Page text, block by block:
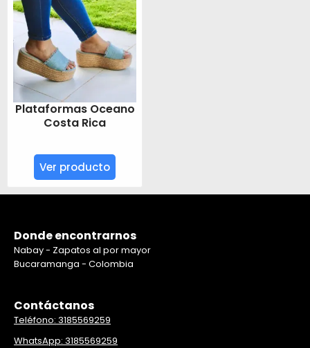
Plataformas Oceano
Costa Rica
Ver producto
Donde encontrarnos
Nabay - Zapatos al por mayor
Bucaramanga - Colombia
Contáctanos
Teléfono: 3185569259
WhatsApp: 3185569259